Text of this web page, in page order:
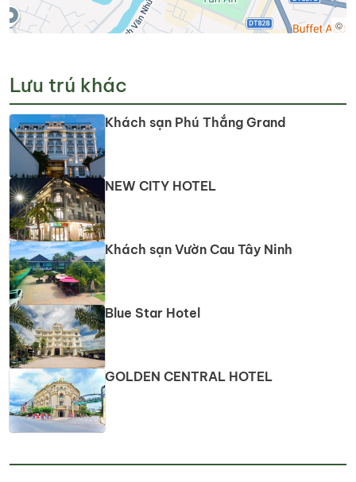
©
Lưu trú khác
Khách sạn Phú Thắng Grand
NEW CITY HOTEL
Khách sạn Vườn Cau Tây Ninh
Blue Star Hotel
GOLDEN CENTRAL HOTEL